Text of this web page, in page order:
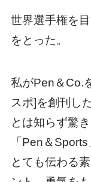
スリート」と
だ。そして自
自由ではみ出
て、常に気に
2020オリンピ
員会勤務時代
い中、オリン
人が一番大変